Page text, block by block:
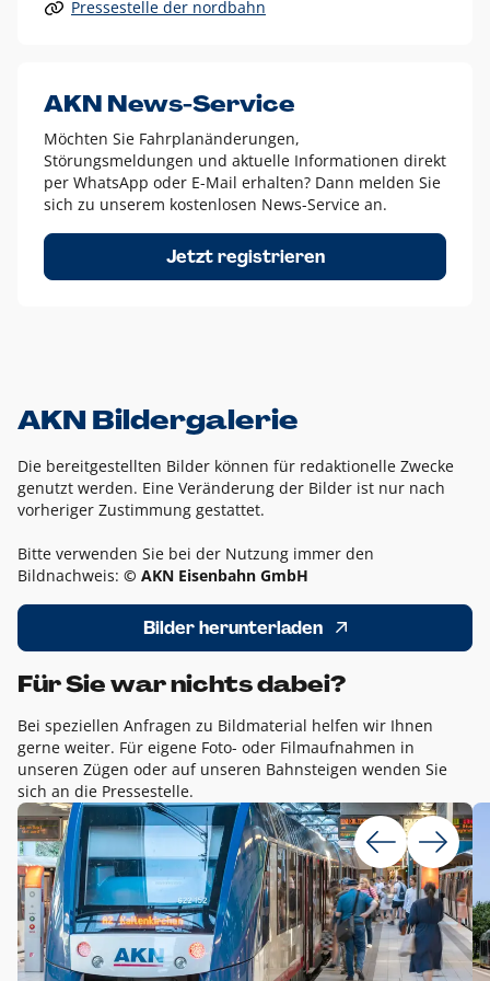
Alle anderen Logo-Varianten dürfen nur in Ausnahmefällen
Diese Ausnahmen sind zum Beispiel:
dem AKN Blau,
weißes Logo auf Fotohintergründen,
schwarzes Logo für reine Schwarz-Weiß-Umsetzungen
Um das Logo herum muss ein Schutzraum von jeweils einer
Höhe bzw. Breite des N aus AKN in alle Richtungen
Pressestelle der nordbahn
AKN News-Service
Möchten Sie Fahrplanänderungen,
Störungsmeldungen und aktuelle Informationen direkt
per WhatsApp oder E-Mail erhalten? Dann melden Sie
sich zu unserem kostenlosen News-Service an.
Jetzt registrieren
AKN Bildergalerie
Die bereitgestellten Bilder können für redaktionelle Zwecke
genutzt werden. Eine Veränderung der Bilder ist nur nach
vorheriger Zustimmung gestattet.
Bitte verwenden Sie bei der Nutzung immer den
Bildnachweis: © AKN Eisenbahn GmbH
Bilder herunterladen
Für Sie war nichts dabei?
Bei speziellen Anfragen zu Bildmaterial helfen wir Ihnen
gerne weiter. Für eigene Foto- oder Filmaufnahmen in
unseren Zügen oder auf unseren Bahnsteigen wenden Sie
sich an die Pressestelle.